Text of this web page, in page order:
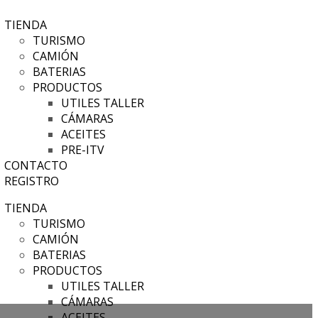
TIENDA
TURISMO
CAMIÓN
BATERIAS
PRODUCTOS
UTILES TALLER
CÁMARAS
ACEITES
PRE-ITV
CONTACTO
REGISTRO
TIENDA
TURISMO
CAMIÓN
BATERIAS
PRODUCTOS
UTILES TALLER
CÁMARAS